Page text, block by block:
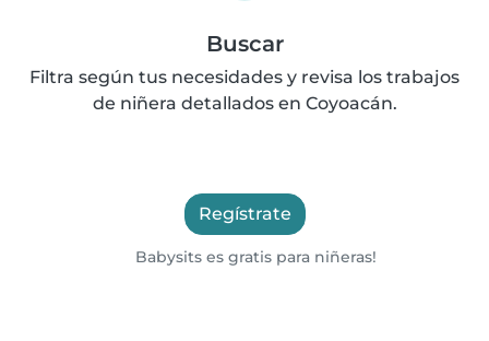
Buscar
Filtra según tus necesidades y revisa los trabajos
de niñera detallados en Coyoacán.
Regístrate
Babysits es gratis para niñeras!